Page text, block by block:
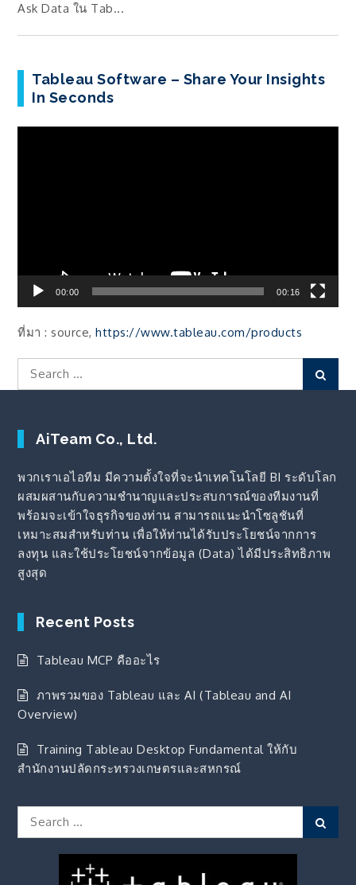
Ask Data ใน Tab...
Tableau Software – Share Your Insights
In Seconds
00:00 00:16
ที่มา : source,https://www.tableau.com/products
Search
AiTeam Co., Ltd.
พวกเราเอไอทีม มีความตั้งใจที่จะนำเทคโนโลยี BI ระดับโลก
ผสมผสานกับความชำนาญและประสบการณ์ของทีมงานที่
พร้อมจะเข้าใจธุรกิจของท่าน สามารถแนะนำโซลูชันที่
เหมาะสมสำหรับท่าน เพื่อให้ท่านได้รับประโยชน์จากการ
ลงทุน และใช้ประโยชน์จากข้อมูล (Data) ได้มีประสิทธิภาพ
สูงสุด
Recent Posts
Tableau MCP คืออะไร
ภาพรวมของ Tableau และ AI (Tableau and AI
Overview)
Training Tableau Desktop Fundamental ให้กับ
สำนักงานปลัดกระทรวงเกษตรและสหกรณ์
Search